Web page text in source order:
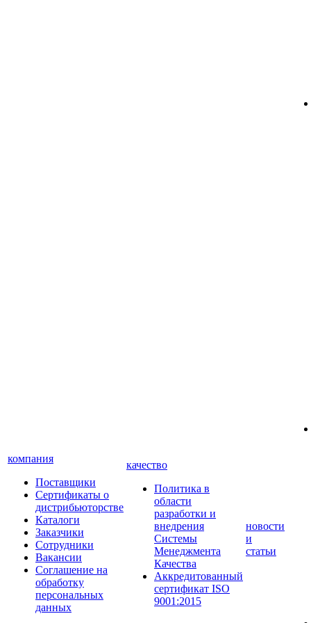
компания
Поставщики
Сертификаты о
дистрибьюторстве
Каталоги
Заказчики
Сотрудники
Вакансии
Соглашение на
обработку
персональных
данных
качество
Политика в
области
разработки и
внедрения
Системы
Менеджмента
Качества
Аккредитованный
сертификат ISO
9001:2015
новости
и
статьи